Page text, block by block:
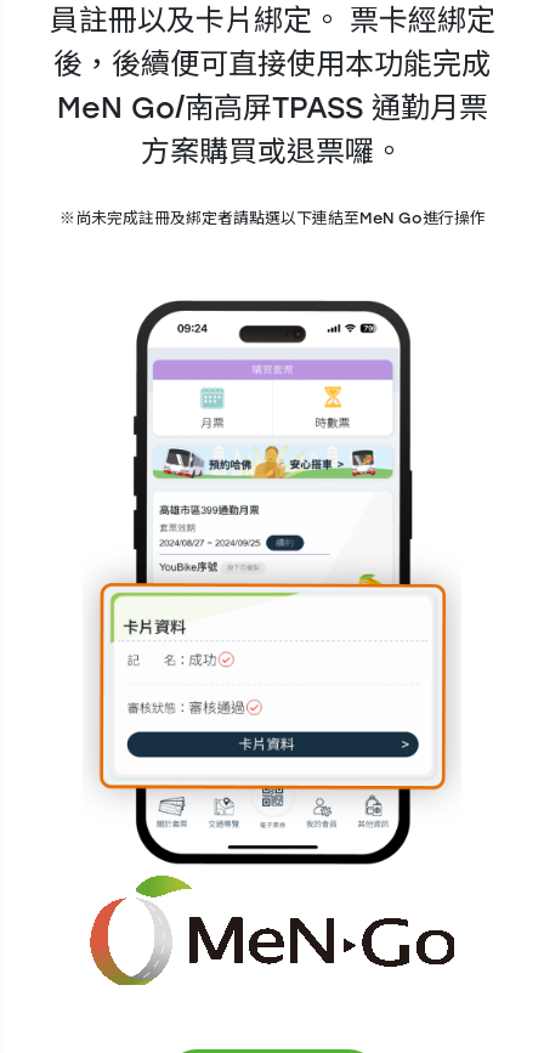
員註冊以及卡片綁定。 票卡經綁定
後，後續便可直接使用本功能完成
MeN Go/南高屏TPASS 通勤月票
方案購買或退票囉。
※尚未完成註冊及綁定者請點選以下連結至MeN Go進行操作